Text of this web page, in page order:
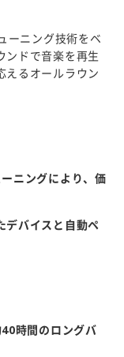
ーニング技術をベ
ンドで音楽を再生
えるオールラウン
ニングにより、価
デバイスと自動ペ
時間のロングバ